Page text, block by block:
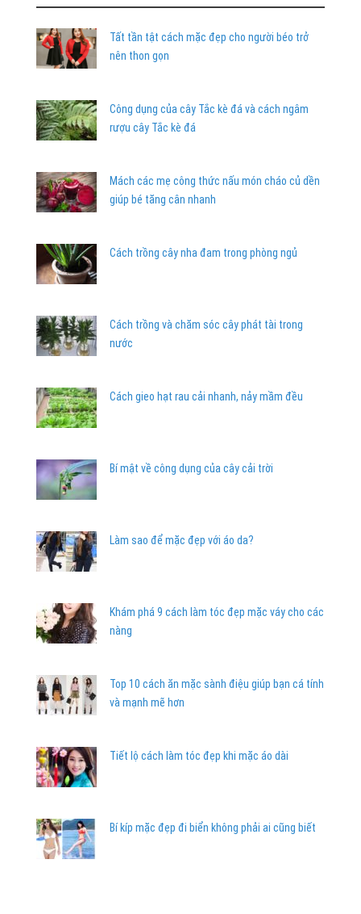
Tất tần tật cách mặc đẹp cho người béo trở
nên thon gọn
Công dụng của cây Tắc kè đá và cách ngâm
rượu cây Tắc kè đá
Mách các mẹ công thức nấu món cháo củ dền
giúp bé tăng cân nhanh
Cách trồng cây nha đam trong phòng ngủ
Cách trồng và chăm sóc cây phát tài trong
nước
Cách gieo hạt rau cải nhanh, nảy mầm đều
Bí mật về công dụng của cây cải trời
Làm sao để mặc đẹp với áo da?
Khám phá 9 cách làm tóc đẹp mặc váy cho các
nàng
Top 10 cách ăn mặc sành điệu giúp bạn cá tính
và mạnh mẽ hơn
Tiết lộ cách làm tóc đẹp khi mặc áo dài
Bí kíp mặc đẹp đi biển không phải ai cũng biết